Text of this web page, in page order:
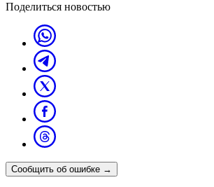
Поделиться новостью
Сообщить об ошибке →